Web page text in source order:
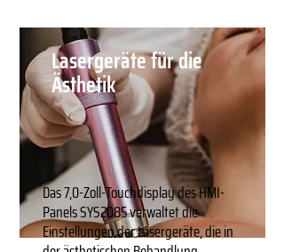
Lasergeräte für die
Ästhetik
Das 7,0-Zoll-Touchdisplay des HMI-
Panels SYS2085 verwaltet die
Einstellungen der Lasergeräte, die in